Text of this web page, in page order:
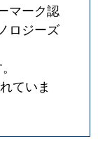
マーク認
ロジーズ
ていま